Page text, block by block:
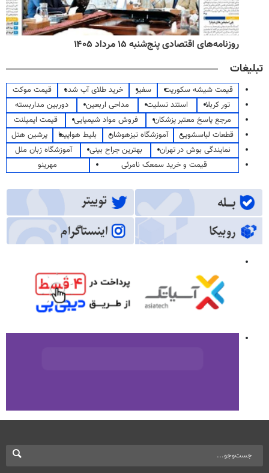
روزنامه‌های اقتصادی پنج‌شنبه ۱۵ مرداد ۱۴۰۵
تبلیغات
قیمت شیشه سکوریت سفیر خرید طلای آب شده
قیمت موکت
تور کربلا
استند تسلیت مداحی اربعین
دوربین مداربسته
مرجع پاسخ معتبر پزشکان
فروش مواد شیمیایی
قیمت ایمپلنت
قطعات لباسشویی
آموزشگاه تیزهوشان بلیط هواپیما
پرشین هتل
نمایندگی بوش در تهران
بهترین جراح بینی
آموزشگاه زبان ملل
قیمت و خرید سمعک نامرئی
مهرینو